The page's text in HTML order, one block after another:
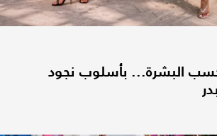
البشرة... بأسلوب نجود